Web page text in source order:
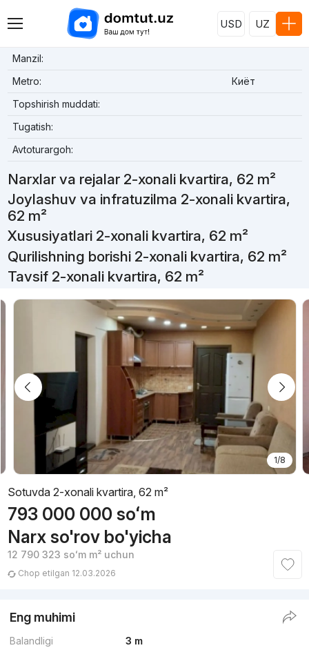
USD UZ
Manzil:
Metro:
Киёт
Topshirish muddati:
Tugatish:
Avtoturargoh:
Narxlar va rejalar 2-xonali kvartira, 62 m²
Joylashuv va infratuzilma 2-xonali kvartira,
62 m²
Xususiyatlari 2-xonali kvartira, 62 m²
Qurilishning borishi 2-xonali kvartira, 62 m²
Tavsif 2-xonali kvartira, 62 m²
1/8
Sotuvda 2-xonali kvartira, 62 m²
793 000 000 soʻm
Narx so'rov bo'yicha
12 790 323 soʻmm² uchun
Chop etilgan 12.03.2026
Eng muhimi
Balandligi
3 m